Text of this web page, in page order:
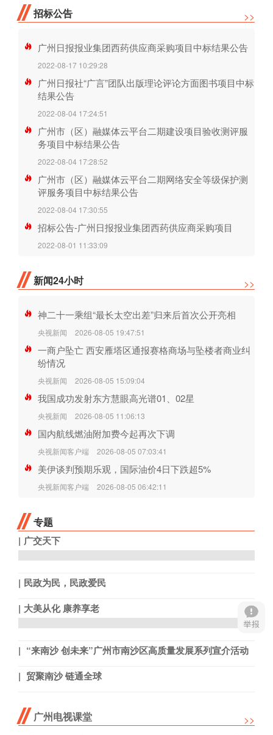
招标公告 >>
广州日报报业集团西药供应商采购项目中标结果公告
2022-08-17 10:29:28
广州日报社“广言”团队出版理论评论方面图书项目中标
结果公告
2022-08-04 17:24:51
广州市（区）融媒体云平台二期建设项目验收测评服
务项目中标结果公告
2022-08-04 17:28:52
广州市（区）融媒体云平台二期网络安全等级保护测
评服务项目中标结果公告
2022-08-04 17:30:55
招标公告-广州日报报业集团西药供应商采购项目
2022-08-01 11:33:09
新闻24小时 >>
神二十一乘组“最长太空出差”归来后首次公开亮相
央视新闻 2026-08-05 19:47:51
一商户坠亡 西安雁塔区通报赛格商场与坠楼者商业纠
纷情况
央视新闻 2026-08-05 15:09:04
我国成功发射东方慧眼高光谱01、02星
央视新闻 2026-08-05 11:06:13
国内航线燃油附加费今起再次下调
央视新闻客户端 2026-08-05 07:03:41
美伊谈判预期乐观，国际油价4日下跌超5%
央视新闻客户端 2026-08-05 06:42:11
专题
广交天下
民政为民，民政爱民
大美从化 康养享老
“来南沙 创未来”广州市南沙区高质量发展系列宣介活动
贸聚南沙 链通全球
广州电视课堂 >>